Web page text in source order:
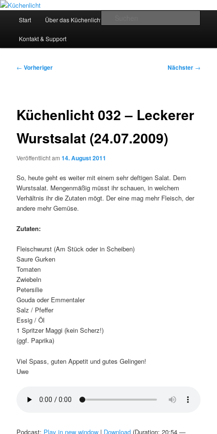
Zum
springenKüchenlicht
Der Mitkochpodcast
Start Über das Küchenlicht
Kontakt & Support
Beitragsnavigation
← Vorheriger Nächster →
Küchenlicht 032 – Leckerer
Wurstsalat (24.07.2009)
Veröffentlicht am14. August 2011
So, heute geht es weiter mit einem sehr deftigen Salat. Dem
Wurstsalat. Mengenmäßig müsst ihr schauen, in welchem
Verhältnis ihr die Zutaten mögt. Der eine mag mehr Fleisch, der
andere mehr Gemüse.
Zutaten:
Fleischwurst (Am Stück oder in Scheiben)
Saure Gurken
Tomaten
Zwiebeln
Petersilie
Gouda oder Emmentaler
Salz / Pfeffer
Essig / Öl
1 Spritzer Maggi (kein Scherz!)
(ggf. Paprika)
Viel Spass, guten Appetit und gutes Gelingen!
Uwe
Podcast: Play in new window | Download (Duration: 20:54 —